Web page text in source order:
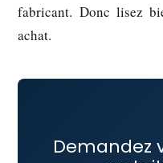
fabricant. Donc lisez
achat.
Demandez